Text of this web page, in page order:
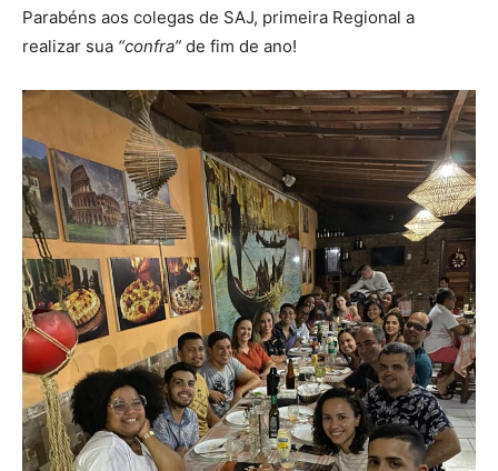
Parabéns aos colegas de SAJ, primeira Regional a
realizar sua “confra” de fim de ano!